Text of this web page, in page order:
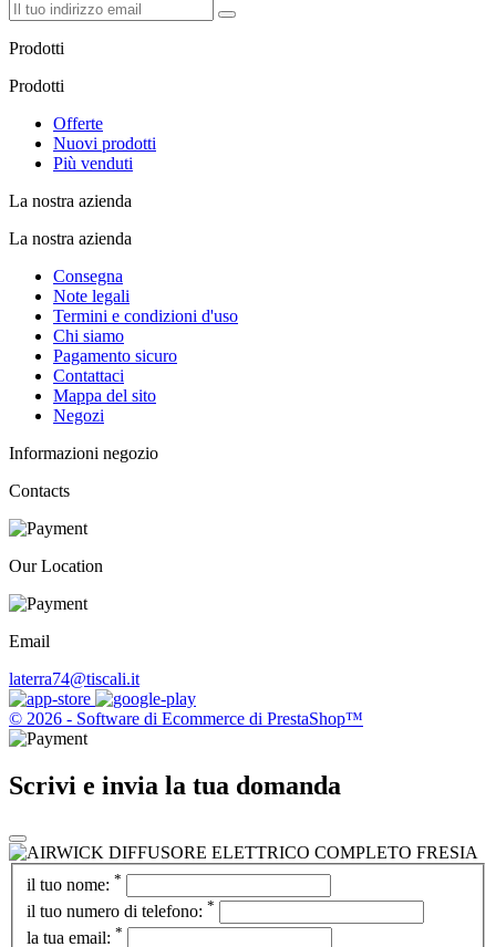
Prodotti
Prodotti
Offerte
Nuovi prodotti
Più venduti
La nostra azienda
La nostra azienda
Consegna
Note legali
Termini e condizioni d'uso
Chi siamo
Pagamento sicuro
Contattaci
Mappa del sito
Negozi
Informazioni negozio
Contacts
Our Location
Email
laterra74@tiscali.it
© 2026 - Software di Ecommerce di PrestaShop™
Scrivi e invia la tua domanda
il tuo nome: *
il tuo numero di telefono: *
la tua email: *